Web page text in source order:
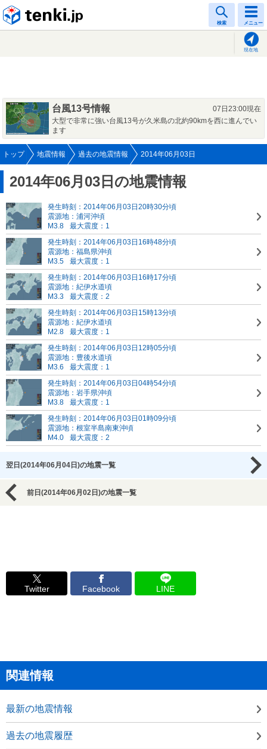
検索 メニュー
現在地
台風13号情報
07日23:00現在
大型で非常に強い台風13号が久米島の北約90kmを西に進んでい
ます
トップ 地震情報 過去の地震情報 2014年06月03日
2014年06月03日の地震情報
発生時刻：2014年06月03日20時30分頃
震源地：浦河沖頃
M3.8
最大震度：1
発生時刻：2014年06月03日16時48分頃
震源地：福島県沖頃
M3.5
最大震度：1
発生時刻：2014年06月03日16時17分頃
震源地：紀伊水道頃
M3.3
最大震度：2
発生時刻：2014年06月03日15時13分頃
震源地：紀伊水道頃
M2.8
最大震度：1
発生時刻：2014年06月03日12時05分頃
震源地：豊後水道頃
M3.6
最大震度：1
発生時刻：2014年06月03日04時54分頃
震源地：岩手県沖頃
M3.8
最大震度：1
発生時刻：2014年06月03日01時09分頃
震源地：根室半島南東沖頃
M4.0
最大震度：2
翌日(2014年06月04日)の地震一覧
前日(2014年06月02日)の地震一覧
Twitter Facebook LINE
関連情報
最新の地震情報
過去の地震履歴